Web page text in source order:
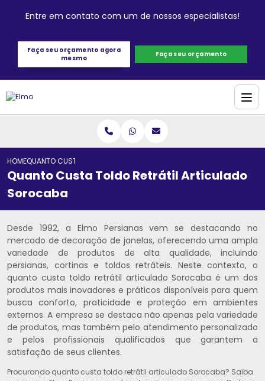
Entre em contato com um de nossos especialistas!
Faça seu orçamento agora
mesmo
Faça seu orçamento
HOMEQUANTO CUSTA TOLDO RETRÁTIL ARTICULADO SOROCABA
Quanto Custa Toldo Retrátil Articulado
Sorocaba
Desde 1992, a Elmo Persianas vem se destacando no
mercado de decoração de janelas, oferecendo uma ampla
variedade de produtos de alta qualidade, incluindo
persianas, cortinas e toldos retráteis. Neste contexto, o
quanto custa toldo retrátil articulado Sorocaba é um dos
produtos mais inovadores e práticos disponíveis para quem
busca conforto, praticidade e proteção em ambientes
externos. A empresa se destaca não apenas pela variedade
de produtos, mas também pelo atendimento personalizado
e pelos profissionais qualificados que garantem a
satisfação de seus clientes.
Procurando quanto custa toldo retrátil articulado Sorocaba? Saiba